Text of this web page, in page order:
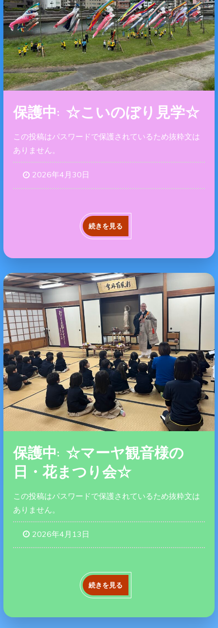
保護中: ☆こいのぼり見学☆
この投稿はパスワードで保護されているため抜粋文は
ありません。
2026年4月30日
続きを見る
保護中: ☆マーヤ観音様の
日・花まつり会☆
この投稿はパスワードで保護されているため抜粋文は
ありません。
2026年4月13日
続きを見る